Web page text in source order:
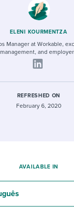
ELENI KOURMENTZA
Manager at Workable,
and
REFRESHED ON
February 6, 2020
AVAILABLE IN